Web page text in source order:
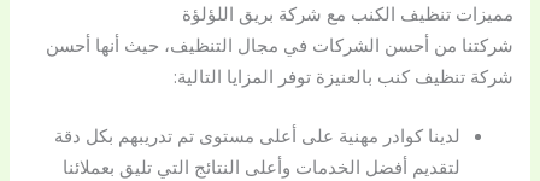
مميزات تنظيف الكنب مع شركة بريق اللؤلؤة
شركتنا من أحسن الشركات في مجال التنظيف، حيث أنها أحسن
شركة تنظيف كنب بالعنيزة توفر المزايا التالية:
لدينا كوادر مهنية على أعلى مستوى تم تدريبهم بكل دقة
لتقديم أفضل الخدمات وأعلى النتائج التي تليق بعملائنا